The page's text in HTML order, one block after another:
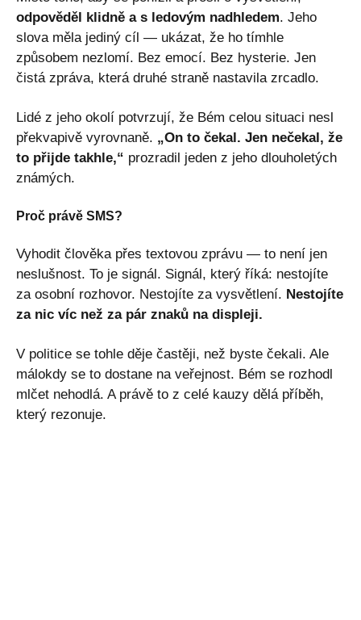
odpověděl klidně a s ledovým nadhledem. Jeho
slova měla jediný cíl — ukázat, že ho tímhle
způsobem nezlomí. Bez emocí. Bez hysterie. Jen
čistá zpráva, která druhé straně nastavila zrcadlo.
Lidé z jeho okolí potvrzují, že Bém celou situaci nesl
překvapivě vyrovnaně. „On to čekal. Jen nečekal, že
to přijde takhle,“ prozradil jeden z jeho dlouholetých
známých.
Proč právě SMS?
Vyhodit člověka přes textovou zprávu — to není jen
neslušnost. To je signál. Signál, který říká: nestojíte
za osobní rozhovor. Nestojíte za vysvětlení. Nestojíte
za nic víc než za pár znaků na displeji.
V politice se tohle děje častěji, než byste čekali. Ale
málokdy se to dostane na veřejnost. Bém se rozhodl
mlčet nehodlá. A právě to z celé kauzy dělá příběh,
který rezonuje.